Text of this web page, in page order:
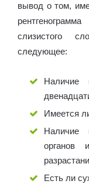
вывод о том,
слизистого
следующее:
Наличие
Имеется
Наличие
органов
Есть ли